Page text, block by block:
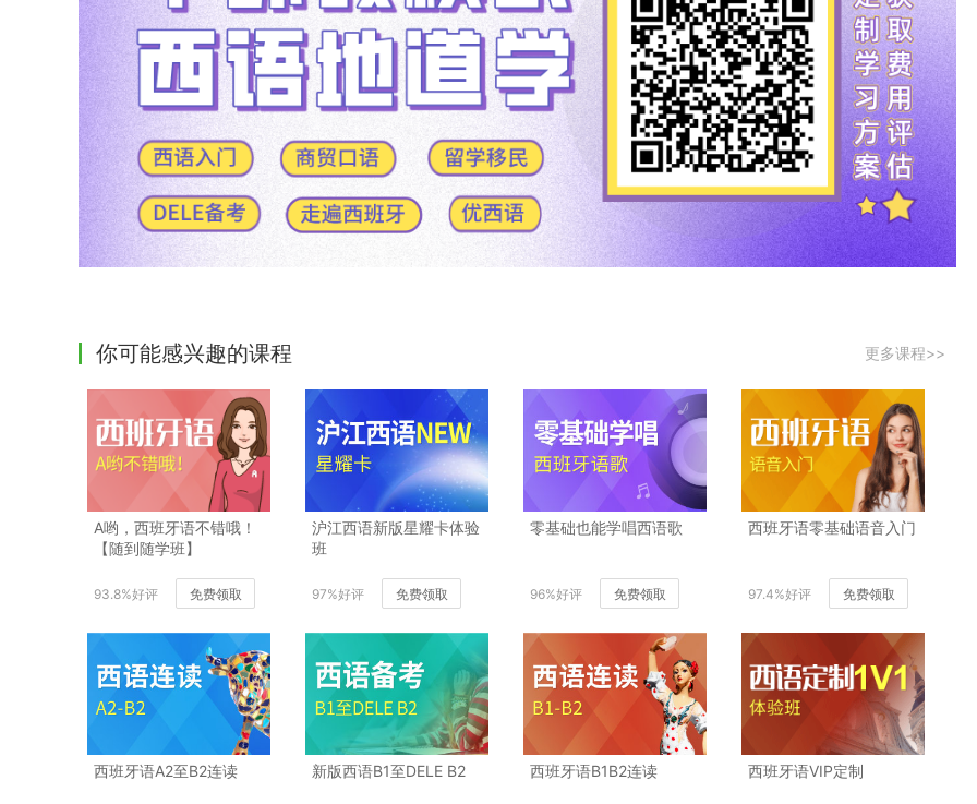
你可能感兴趣的课程 更多课程>>
A哟，西班牙语不错哦！
【随到随学班】
93.8%好评 免费领取
沪江西语新版星耀卡体验
班
97%好评 免费领取
零基础也能学唱西语歌
96%好评 免费领取
西班牙语零基础语音入门
97.4%好评 免费领取
西班牙语A2至B2连读 新版西语B1至DELE B2 西班牙语B1B2连读 西班牙语VIP定制